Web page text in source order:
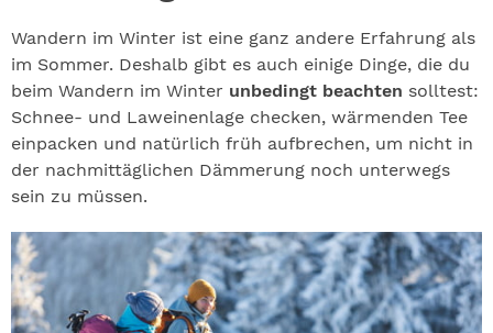
Wandern im Winter ist eine ganz andere Erfahrung als
im Sommer. Deshalb gibt es auch einige Dinge, die du
beim Wandern im Winter unbedingt beachten solltest:
Schnee- und Laweinenlage checken, wärmenden Tee
einpacken und natürlich früh aufbrechen, um nicht in
der nachmittäglichen Dämmerung noch unterwegs
sein zu müssen.